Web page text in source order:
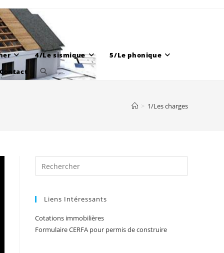
4/Le sismique
5/Le phonique
Contact
Toggle
> 1/Les charges
Liens Intéressants
Cotations immobilières
Formulaire CERFA pour permis de construire